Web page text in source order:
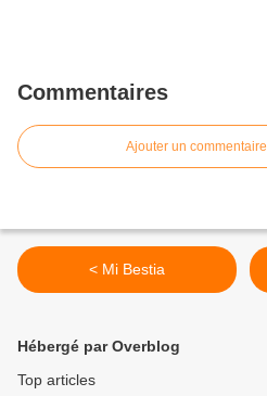
Commentaires
Ajouter un commentaire
< Mi Bestia
Hébergé par Overblog
Top articles